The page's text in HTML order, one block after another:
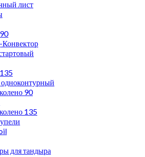
лист
90
135
для тандыра